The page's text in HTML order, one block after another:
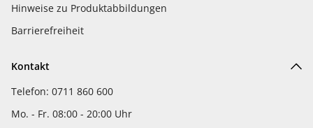
Hinweise zu Produktabbildungen
Barrierefreiheit
Kontakt
Telefon: 0711 860 600
Mo. - Fr. 08:00 - 20:00 Uhr